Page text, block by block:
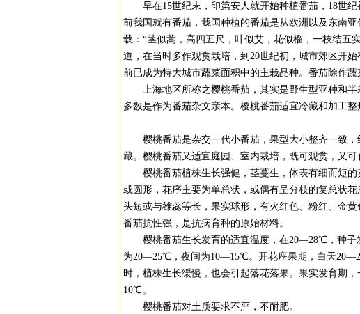
早在15世纪末，印第安人就开始种植番茄，18世纪
前我国就有番茄，我国种植的番茄是从欧洲以及东南
载：“茎似蒿，高四五尺，叶似艾，花似榴，一枝结
道，在当时多作观赏栽培，到20世纪初，城市郊区开
前已成为特大城市蔬菜面积中的主栽品种。番茄除作蔬
上海地区所称之樱桃番茄，其实是野生型亚种和半
多数是作为番茄杂文亲本。樱桃番茄适宜冷藏和加工
樱桃番茄是杂交一代小番茄，果型大小整齐一致，
藏。樱桃番茄又适宜庭园、室内栽培，既可观赏，又可
樱桃番茄植株生长强健，茎蔓生，体表有细而短的
或圆形，花序主要为单总状，或偶有呈分枝的复总状
头短或与雄蕊等长，果实球形，有火红色、粉红、金
番茄抗性强，是抗病育种的原始材料。
樱桃番茄生长发育的适宜温度，在20—28℃，种子
为20—25℃，夜间为10—15℃。开花座果期，白天
时，植株生长缓慢，也会引起落花落果。果实发育
10℃。
樱桃番茄对土质要求不严，不耐肥。